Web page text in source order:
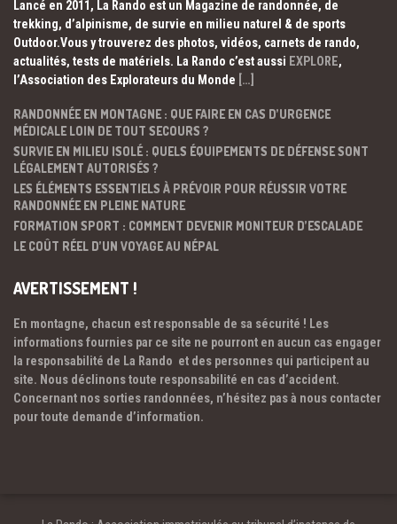
Lancé en 2011, La Rando est un Magazine de randonnée, de
trekking, d’alpinisme, de survie en milieu naturel & de sports
Outdoor.Vous y trouverez des photos, vidéos, carnets de rando,
actualités, tests de matériels. La Rando c’est aussi EXPLORE,
l’Association des Explorateurs du Monde […]
RANDONNÉE EN MONTAGNE : QUE FAIRE EN CAS D’URGENCE
MÉDICALE LOIN DE TOUT SECOURS ?
SURVIE EN MILIEU ISOLÉ : QUELS ÉQUIPEMENTS DE DÉFENSE SONT
LÉGALEMENT AUTORISÉS ?
LES ÉLÉMENTS ESSENTIELS À PRÉVOIR POUR RÉUSSIR VOTRE
RANDONNÉE EN PLEINE NATURE
FORMATION SPORT : COMMENT DEVENIR MONITEUR D’ESCALADE
LE COÛT RÉEL D’UN VOYAGE AU NÉPAL
AVERTISSEMENT !
En montagne, chacun est responsable de sa sécurité ! Les
informations fournies par ce site ne pourront en aucun cas engager
la responsabilité de La Rando et des personnes qui participent au
site. Nous déclinons toute responsabilité en cas d’accident.
Concernant nos sorties randonnées, n’hésitez pas à nous contacter
pour toute demande d’information.